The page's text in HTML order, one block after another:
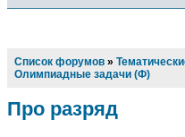
Список форумов »
Олимпиадные задачи (Ф)
Про разряд